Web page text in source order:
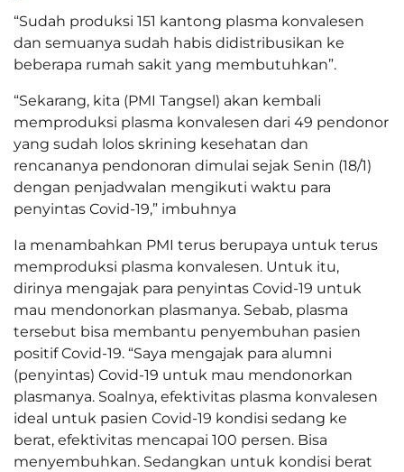
“Sudah produksi 151 kantong plasma konvalesen
dan semuanya sudah habis didistribusikan ke
beberapa rumah sakit yang membutuhkan”.
“Sekarang, kita (PMI Tangsel) akan kembali
memproduksi plasma konvalesen dari 49 pendonor
yang sudah lolos skrining kesehatan dan
rencananya pendonoran dimulai sejak Senin (18/1)
dengan penjadwalan mengikuti waktu para
penyintas Covid-19,” imbuhnya
Ia menambahkan PMI terus berupaya untuk terus
memproduksi plasma konvalesen. Untuk itu,
dirinya mengajak para penyintas Covid-19 untuk
mau mendonorkan plasmanya. Sebab, plasma
tersebut bisa membantu penyembuhan pasien
positif Covid-19. “Saya mengajak para alumni
(penyintas) Covid-19 untuk mau mendonorkan
plasmanya. Soalnya, efektivitas plasma konvalesen
ideal untuk pasien Covid-19 kondisi sedang ke
berat, efektivitas mencapai 100 persen. Bisa
menyembuhkan. Sedangkan untuk kondisi berat